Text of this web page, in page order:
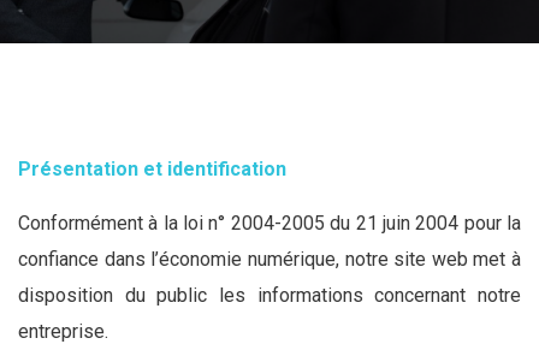
Présentation et identification
Conformément à la loi n° 2004-2005 du 21 juin 2004 pour la
confiance dans l’économie numérique, notre site web met à
disposition du public les informations concernant notre
entreprise.